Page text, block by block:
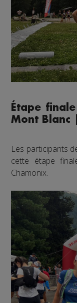
Étape
Mont Blanc
Les participants
cette étape
Chamonix.